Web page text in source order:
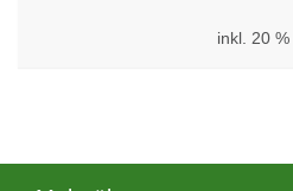
inkl. 20 %